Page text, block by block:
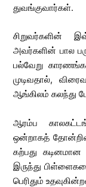
துவங்குவார்கள்.
சிறுவர்களின்
அவர்களின் பால
பல்வேறு
முடிவதால்,
ஆங்கிலம் கலந்து
ஆரம்ப
ஒன்றாகத்
கற்பது
இருந்து
பெரிதும்